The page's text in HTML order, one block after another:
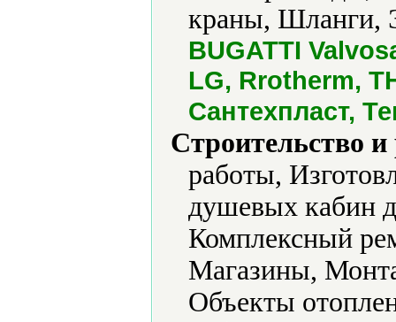
краны, Шланги,
BUGATTI
LG, Rrotherm,
Сантехпласт,
Строительство
работы,
душевых кабин
Комплексный
Магазины,
Объекты